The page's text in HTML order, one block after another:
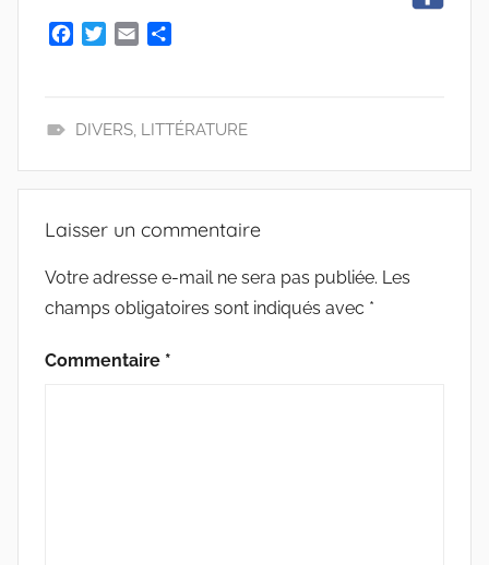
b
o
t
r
l
a
e
E
T
U
R
DIVERS, LITTÉRATURE
Laisser un commentaire
Votre adresse e-mail ne sera pas publiée. Les
champs obligatoires sont indiqués avec *
Commentaire *